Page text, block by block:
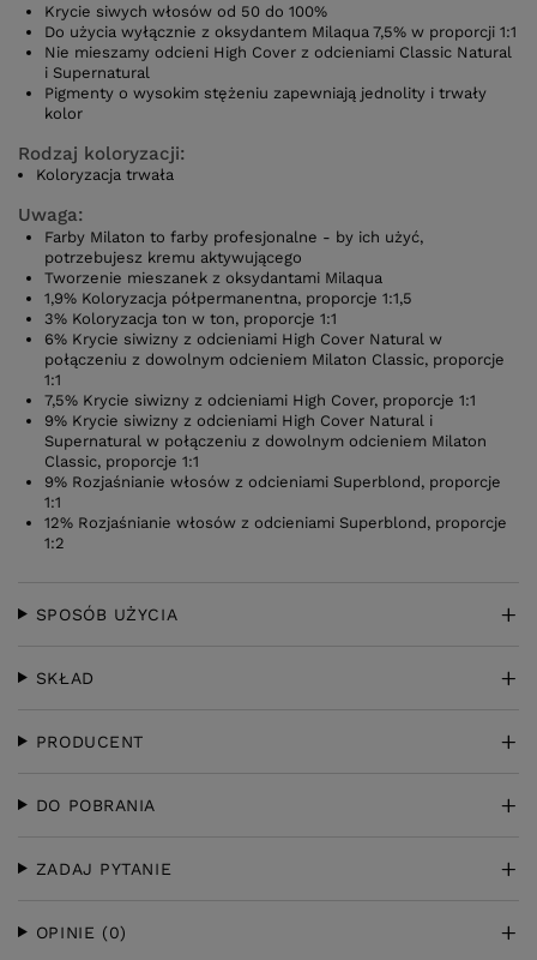
Krycie siwych włosów od 50 do 100%
Do użycia wyłącznie z oksydantem Milaqua 7,5% w proporcji 1:1
Nie mieszamy odcieni High Cover z odcieniami Classic Natural
i Supernatural
Pigmenty o wysokim stężeniu zapewniają jednolity i trwały
kolor
Rodzaj koloryzacji:
Koloryzacja trwała
Uwaga:
Farby Milaton to farby profesjonalne - by ich użyć,
potrzebujesz kremu aktywującego
Tworzenie mieszanek z oksydantami Milaqua
1,9% Koloryzacja półpermanentna, proporcje 1:1,5
3% Koloryzacja ton w ton, proporcje 1:1
6% Krycie siwizny z odcieniami High Cover Natural w
połączeniu z dowolnym odcieniem Milaton Classic, proporcje
1:1
7,5% Krycie siwizny z odcieniami High Cover, proporcje 1:1
9% Krycie siwizny z odcieniami High Cover Natural i
Supernatural w połączeniu z dowolnym odcieniem Milaton
Classic, proporcje 1:1
9% Rozjaśnianie włosów z odcieniami Superblond, proporcje
1:1
12% Rozjaśnianie włosów z odcieniami Superblond, proporcje
1:2
SPOSÓB UŻYCIA
SKŁAD
PRODUCENT
DO POBRANIA
ZADAJ PYTANIE
OPINIE (0)